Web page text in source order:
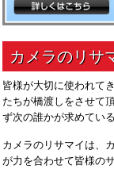
皆様が大切に使われて
たちが橋渡しをさせて
ず次の誰かが求めてい
カメラのリサマイは、
が力を合わせて皆様の